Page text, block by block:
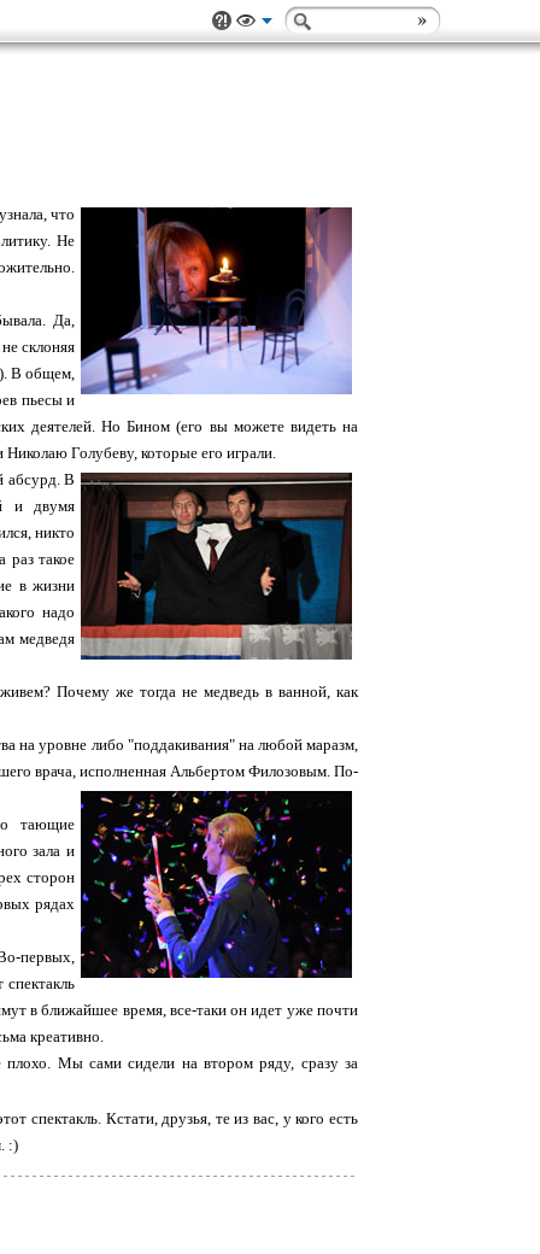
что
Не
Да,
склоняя
В общем,
пьесы и
деятелей. Но Бином (его вы можете видеть на
Голубеву, которые его играли.
абсурд. В
и двумя
никто
раз такое
в жизни
надо
медведя
Почему же тогда не медведь в ванной, как
на уровне либо "поддакивания" на любой маразм,
врача, исполненная Альбертом Филозовым. По-
тающие
зала и
сторон
рядах
первых,
в ближайшее время, все-таки он идет уже почти
креативно.
Мы сами сидели на втором ряду, сразу за
спектакль. Кстати, друзья, те из вас, у кого есть
:)